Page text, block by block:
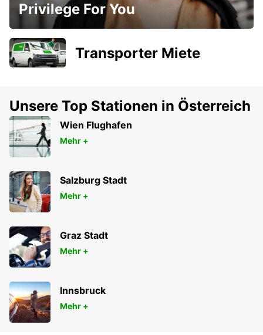
Privilege For You
Transporter Miete
Unsere Top Stationen in Österreich
Wien Flughafen
Mehr +
Salzburg Stadt
Mehr +
Graz Stadt
Mehr +
Innsbruck
Mehr +